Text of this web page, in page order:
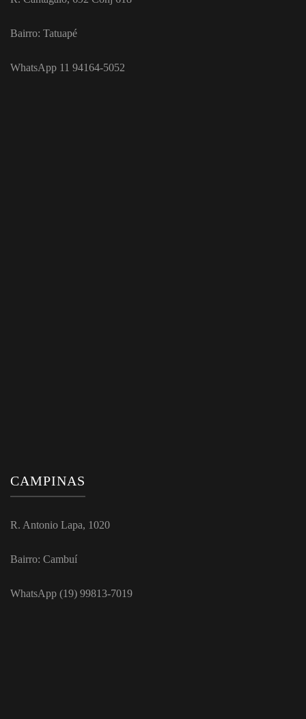
Bairro: Tatuapé
WhatsApp 11 94164-5052
CAMPINAS
R. Antonio Lapa, 1020
Bairro: Cambuí
WhatsApp (19) 99813-7019